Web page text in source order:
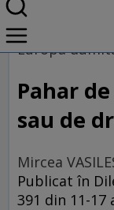
Home
EDITORIALE ȘI
SITUAȚIUNEA
Europa
Pahar
sau de
Mircea
Publicat în
391 din 11-17